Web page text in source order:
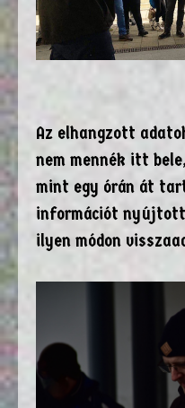
Az elhangzott
nem mennék itt
mint egy órán át
információt
ilyen módon